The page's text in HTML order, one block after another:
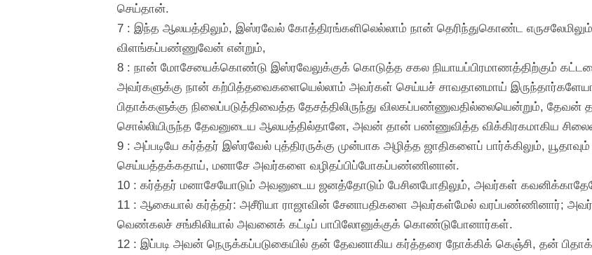
செய்தான்.
7 : இந்த ஆலயத்திலும், இஸ்ரவேல் கோத்திரங்களிலெல்லாம் நான் தெரிந்துகொண்ட
விளங்கப்பண்ணுவேன் என்றும்,
8 : நான் மோசேயைக்கொண்டு இஸ்ரவேலுக்குக் கொடுத்த சகல நியாயப்பிரமாணத்திற்கும்
அவர்களுக்கு நான் கற்பித்தவைகளையெல்லாம் அவர்கள் செய்யச் சாவதானமாய்
பிதாக்களுக்கு நிலைப்படுத்திவைத்த தேசத்திலிருந்து விலகப்பண்ணுவதில்லையென்றும்,
சொல்லியிருந்த தேவனுடைய ஆலயத்தில்தானே, அவன் தான் பண்ணுவித்த விக்கிரகமாகிய
9 : அப்படியே கர்த்தர் இஸ்ரவேல் புத்திரருக்கு முன்பாக அழித்த ஜாதிகளைப் பார்க்கிலும், யூதாவும்
செய்யத்தக்கதாய், மனாசே அவர்களை வழிதப்பிப்போகப்பண்ணினான்.
10 : கர்த்தர் மனாசேயோடும் அவனுடைய ஜனத்தோடும் பேசினபோதிலும், அவர்கள்
11 : ஆகையால் கர்த்தர்: அசீரியா ராஜாவின் சேனாபதிகளை அவர்கள்மேல் வரப்பண்ணினார்;
வெண்கலச் சங்கிலியால் அவனைக் கட்டிப் பாபிலோனுக்குக் கொண்டுபோனார்கள்.
12 : இப்படி அவன் நெருக்கப்படுகையில் தன் தேவனாகிய கர்த்தரை நோக்கிக் கெஞ்சி, தன்